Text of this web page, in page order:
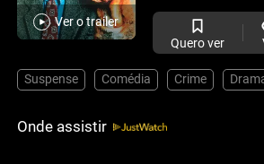
Ver o trailer
Quero ver
Suspense Comédia Crime
Onde assistir